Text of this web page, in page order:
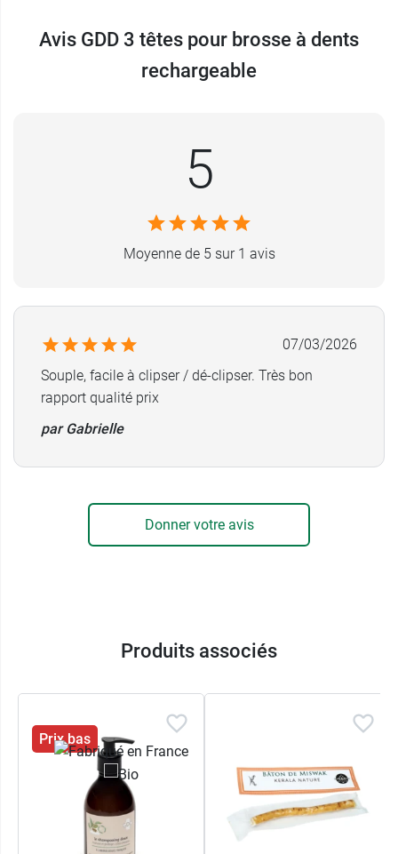
elliptique, elles atteignent facilement les zones
sachet de 3 recharges.
Avis GDD 3 têtes pour brosse à dents
rechargeable
5
Moyenne de 5 sur 1 avis
07/03/2026
Souple, facile à clipser / dé-clipser. Très bon
rapport qualité prix
par Gabrielle
Donner votre avis
Produits associés
Prix bas